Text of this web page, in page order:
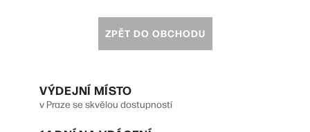
ZPĚT DO OBCHODU
VÝDEJNÍ MÍSTO
v Praze se skvělou dostupností